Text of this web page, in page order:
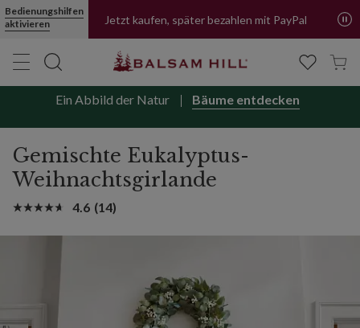
Bedienungshilfen
aktivieren
Jetzt kaufen, später bezahlen mit PayPal
Ein Abbild der Natur Bäume entdecken
Gemischte Eukalyptus-
Weihnachtsgirlande
4.6 (14)
Gemischte Eukalyptus-Weihnachtsgirlande | Balsam Hill